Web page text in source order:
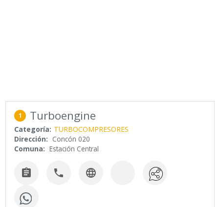
1 Turboengine
Categoría: TURBOCOMPRESORES
Dirección: Concón 020
Comuna: Estación Central
  